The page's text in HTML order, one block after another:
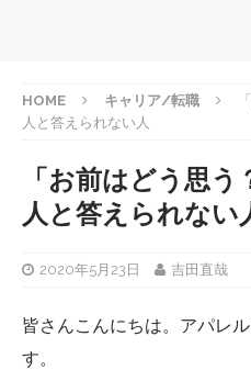
HOME キャリア/転職
人と答えられない人
「お前はどう思
人と答えられない
2020年5月23日 吉田直哉
皆さんこんにちは。アパレ
す。